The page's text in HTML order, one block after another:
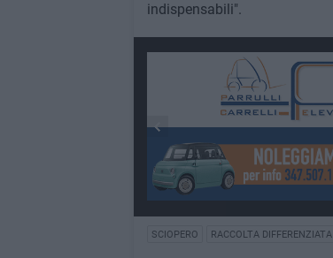
indispensabili".
SCIOPERO RACCOLTA DIFFERENZIATA